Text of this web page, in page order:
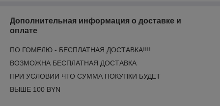
Дополнительная информация о доставке и
оплате
ПО ГОМЕЛЮ - БЕСПЛАТНАЯ ДОСТАВКА!!!!
ВОЗМОЖНА БЕСПЛАТНАЯ ДОСТАВКА
ПРИ УСЛОВИИ ЧТО СУММА ПОКУПКИ БУДЕТ
ВЫШЕ 100 BYN